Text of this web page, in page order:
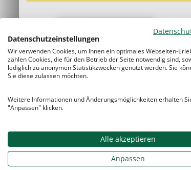
EntspannteEinzelnachhilfe
Gruppenunterricht
Sie wählen sich Ihre
zur Schülerannahme
Schularten
Freie Zeiteinteilung, da
Kunden erfolgen
Datenschutzeinstellungen
Wir verwenden Cookies, um Ihnen ein optimales Webseiten-
zählen Cookies, die für den Betrieb der Seite notwendig sind,
lediglich zu anonymen Statistikzwecken genutzt werden. Sie
Sie diese zulassen möchten.
Weitere Informationen und Änderungsmöglichkeiten erhalten
"Anpassen" klicken.
Alle akzeptieren
Anpassen